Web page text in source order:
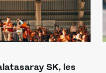
SK, les